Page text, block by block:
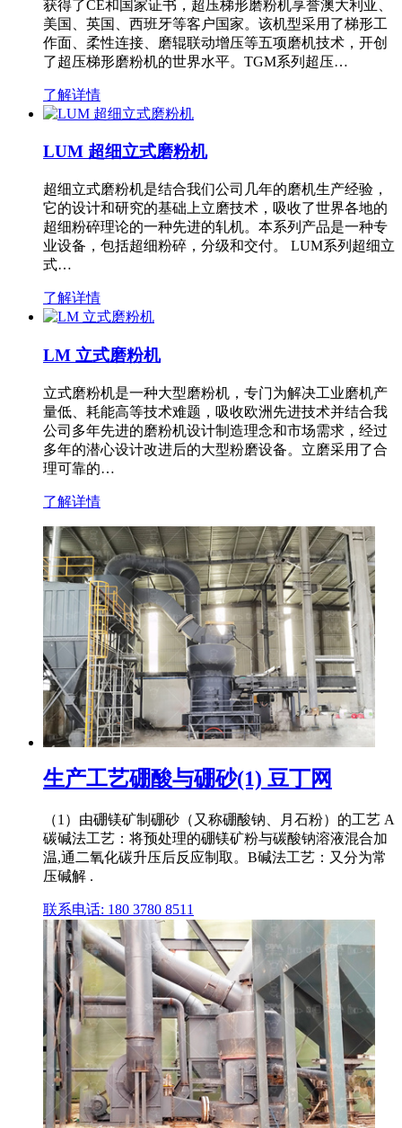
获得了CE和国家证书，超压梯形磨粉机享誉澳大利亚、
美国、英国、西班牙等客户国家。该机型采用了梯形工
作面、柔性连接、磨辊联动增压等五项磨机技术，开创
了超压梯形磨粉机的世界水平。TGM系列超压…
了解详情
LUM 超细立式磨粉机
超细立式磨粉机是结合我们公司几年的磨机生产经验，
它的设计和研究的基础上立磨技术，吸收了世界各地的
超细粉碎理论的一种先进的轧机。本系列产品是一种专
业设备，包括超细粉碎，分级和交付。 LUM系列超细立
式…
了解详情
LM 立式磨粉机
立式磨粉机是一种大型磨粉机，专门为解决工业磨机产
量低、耗能高等技术难题，吸收欧洲先进技术并结合我
公司多年先进的磨粉机设计制造理念和市场需求，经过
多年的潜心设计改进后的大型粉磨设备。立磨采用了合
理可靠的…
了解详情
生产工艺硼酸与硼砂(1) 豆丁网
（1）由硼镁矿制硼砂（又称硼酸钠、月石粉）的工艺 A
碳碱法工艺：将预处理的硼镁矿粉与碳酸钠溶液混合加
温,通二氧化碳升压后反应制取。B碱法工艺：又分为常
压碱解 .
联系电话: 180 3780 8511